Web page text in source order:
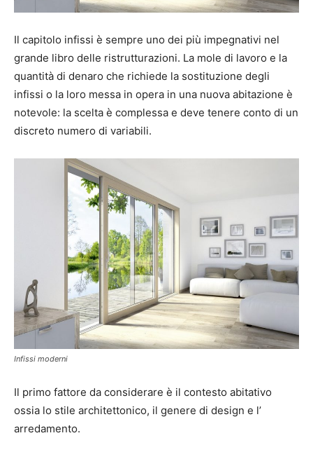
Il capitolo infissi è sempre uno dei più impegnativi nel
grande libro delle ristrutturazioni. La mole di lavoro e la
quantità di denaro che richiede la sostituzione degli
infissi o la loro messa in opera in una nuova abitazione è
notevole: la scelta è complessa e deve tenere conto di un
discreto numero di variabili.
Infissi moderni
Il primo fattore da considerare è il contesto abitativo
ossia lo stile architettonico, il genere di design e l’
arredamento.